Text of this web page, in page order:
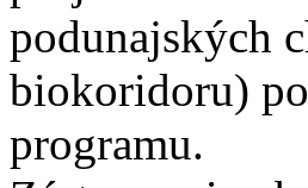
podunajských
biokoridoru)
programu.